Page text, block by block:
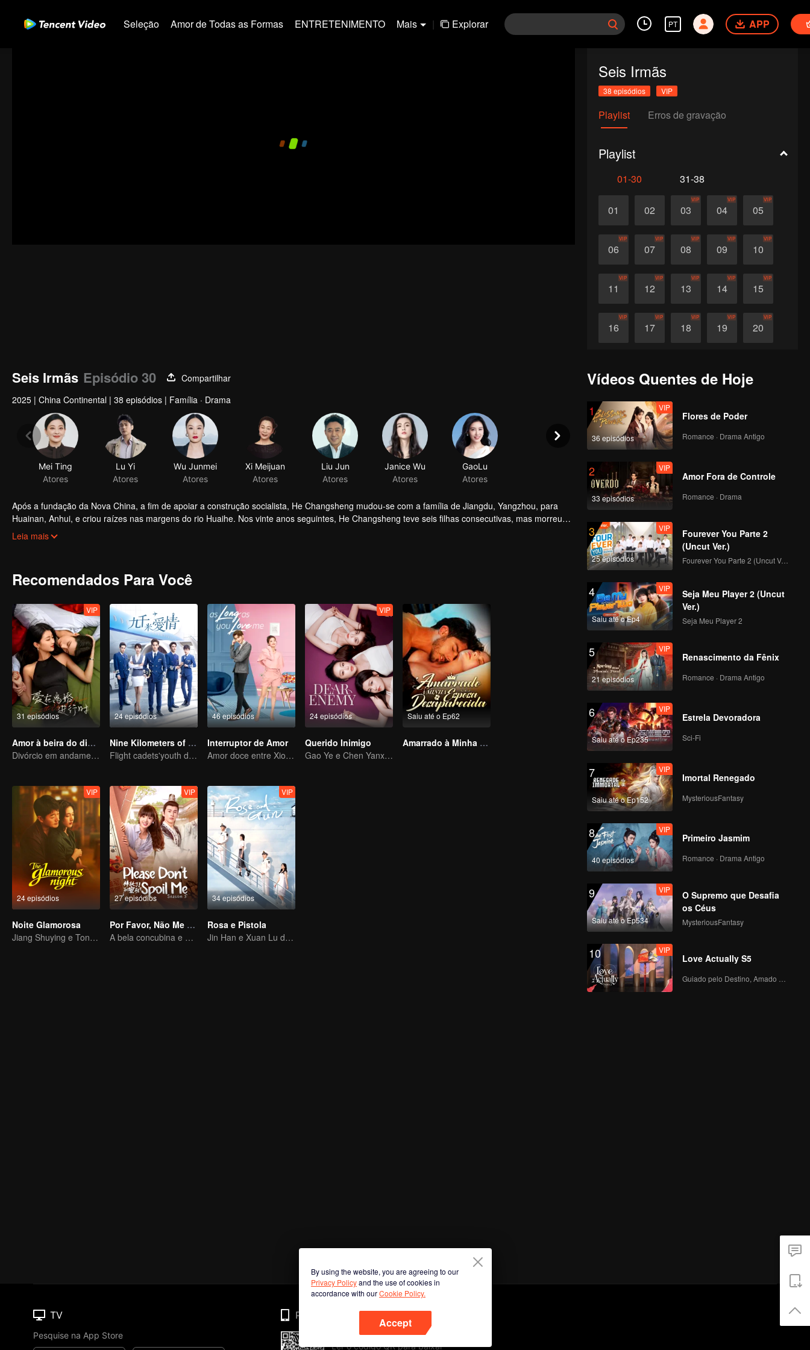
Seleção Amor de Todas as Formas ENTRETENIMENTO Mais | Explorar PT APP
Seis Irmãs
38 episódios VIP
Playlist Erros de gravação
Playlist
01-30 31-38
01 02 03
VIP
04
VIP
05
VIP
06
VIP
07
VIP
08
VIP
09
VIP
10
VIP
11
VIP
12
VIP
13
VIP
14
VIP
15
VIP
16
VIP
17
VIP
18
VIP
19
VIP
20
VIP
26 27
Seis Irmãs Episódio 30
Compartilhar
2025 | China Continental | 38 episódios | Família · Drama
Mei Ting
Atores
Lu Yi
Atores
Wu Junmei
Atores
Xi Meijuan
Atores
Liu Jun
Atores
Janice Wu
Atores
GaoLu
Atores
Após a fundação da Nova China, a fim de apoiar a construção socialista, He Changsheng mudou-se com a família de Jiangdu, Yangzhou, para
Huainan, Anhui, e criou raízes nas margens do rio Huaihe. Nos vinte anos seguintes, He Changsheng teve seis filhas consecutivas, mas morreu
em um acidente de carro. A irmã mais velha, He Jiali, sua avó, He Wenshi, e sua mãe, Liu Meixin, assumiram o fardo da família e providenciaram
Leia mais
Recomendados Para Você
31 episódios
VIP
Amor à beira do divórcio
Divórcio em andamento, paixão no momento certo
24 episódios
Nine Kilometers of Love
Flight cadets'youth dream-driven journey
46 episódios
Interruptor de Amor
Amor doce entre Xiong Ziqi e Lai Yumeng desde infantil
24 episódios
VIP
Querido Inimigo
Gao Ye e Chen Yanxi: De melhores amigas a inimigas juradas
Saiu até o Ep62
Amarrado à Minha Esposa Desaparecida
24 episódios
VIP
Noite Glamorosa
Jiang Shuying e Tong Dawei em um duelo de estratégias
27 episódios
VIP
Por Favor, Não Me Estrague 5
A bela concubina e o imperador estão finalmente juntos nos tempos modernos
34 episódios
VIP
Rosa e Pistola
Jin Han e Xuan Lu dão vida a um apaixonado romance militar
Vídeos Quentes de Hoje
1
36 episódios
VIP
Flores de Poder
Romance · Drama Antigo
2
33 episódios
VIP
Amor Fora de Controle
Romance · Drama
3
25 episódios
VIP
Fourever You Parte 2
(Uncut Ver.)
Fourever You Parte 2 (Uncut Ver.)
4
Saiu até o Ep4
VIP
Seja Meu Player 2 (Uncut
Ver.)
Seja Meu Player 2
5
21 episódios
VIP
Renascimento da Fênix
Romance · Drama Antigo
6
Saiu até o Ep235
VIP
Estrela Devoradora
Sci-Fi
7
Saiu até o Ep152
VIP
Imortal Renegado
MysteriousFantasy
8
40 episódios
VIP
Primeiro Jasmim
Romance · Drama Antigo
9
Saiu até o Ep534
VIP
O Supremo que Desafia
os Céus
MysteriousFantasy
10 VIP
Love Actually S5
By using the website, you are agreeing to our
Privacy Policyand the use of cookies in
accordance with ourCookie Policy.
Accept
TV
Pesquise na App Store
Phone
Ler o código QR para baixar